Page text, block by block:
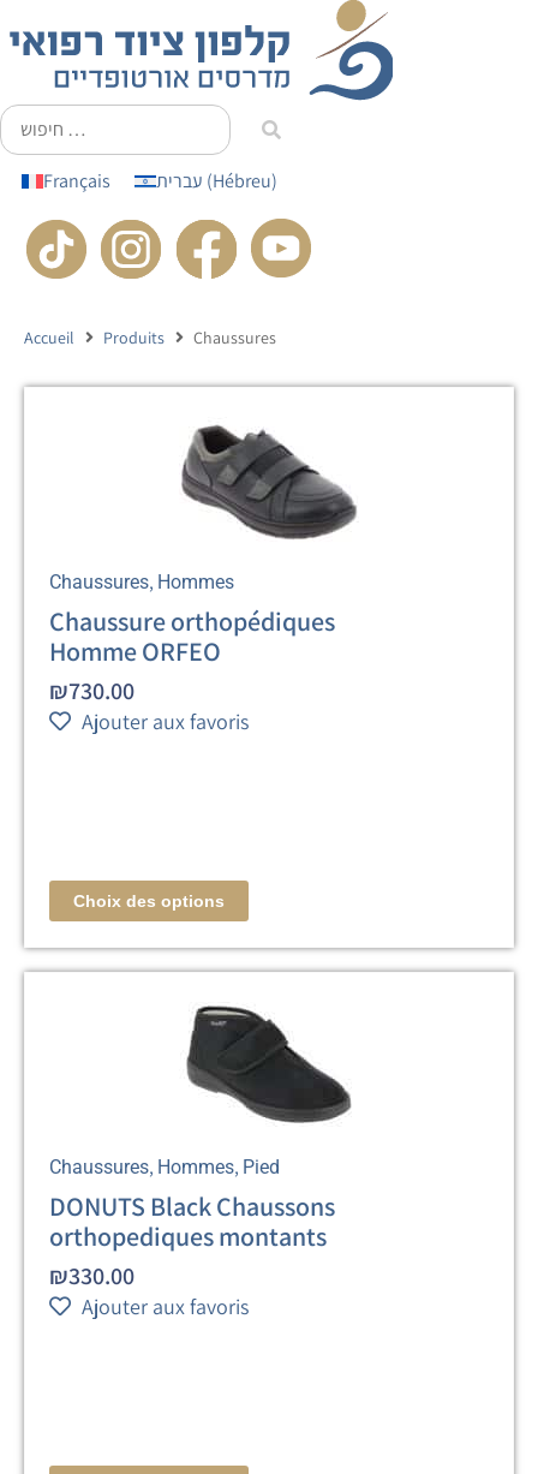
principal
Français עברית (Hébreu)
Accueil Produits Chaussures
Chaussures, Hommes
Chaussure orthopédiques
Homme ORFEO
₪730.00
Ajouter aux favoris
Choix des options
Chaussures, Hommes, Pied
DONUTS Black Chaussons
orthopediques montants
₪330.00
Ajouter aux favoris